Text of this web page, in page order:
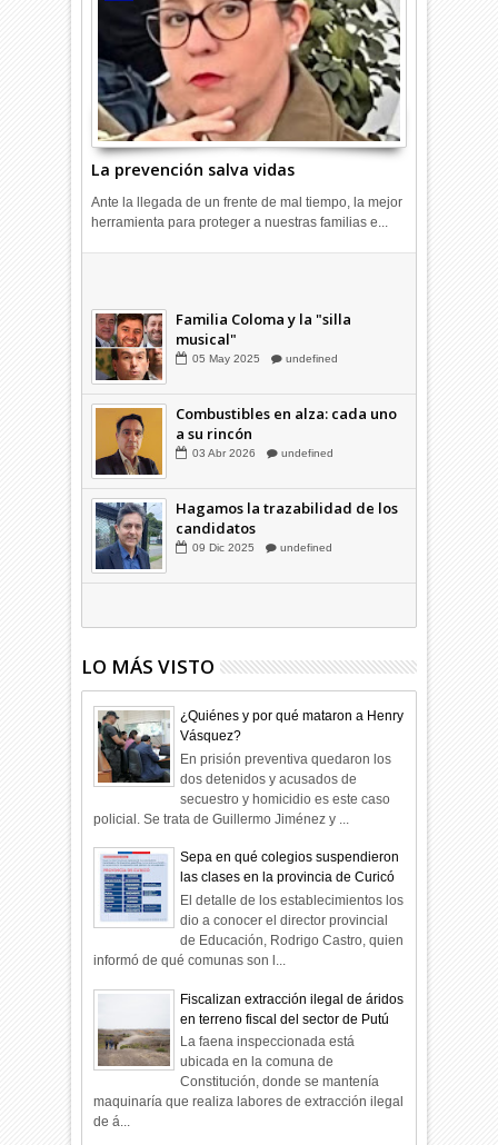
La prevención salva vidas
Ante la llegada de un frente de mal tiempo, la mejor
herramienta para proteger a nuestras familias e...
Abr 2026 undefined
Familia Coloma y la "silla
Combustibles en alza: cada uno
Hagamos la trazabilidad de los
LO MÁS VISTO
¿Quiénes y por qué mataron a Henry
Vásquez?
En prisión preventiva quedaron los
dos detenidos y acusados de
secuestro y homicidio es este caso
policial. Se trata de Guillermo Jiménez y ...
Sepa en qué colegios suspendieron
las clases en la provincia de Curicó
El detalle de los establecimientos los
dio a conocer el director provincial
de Educación, Rodrigo Castro, quien
informó de qué comunas son l...
Fiscalizan extracción ilegal de áridos
en terreno fiscal del sector de Putú
La faena inspeccionada está
ubicada en la comuna de
Constitución, donde se mantenía
maquinaría que realiza labores de extracción ilegal
de á...